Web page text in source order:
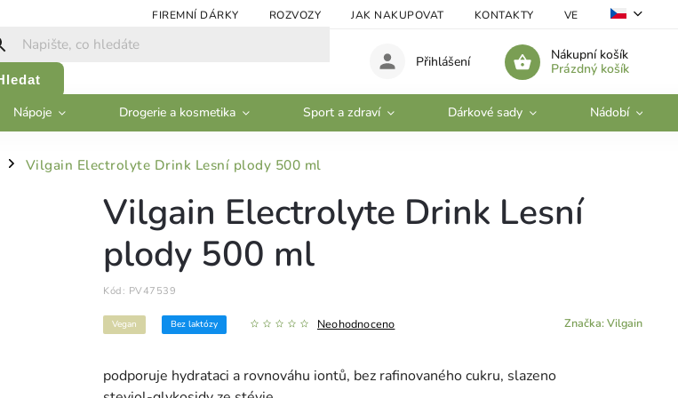
FIREMNÍ DÁRKY ROZVOZY JAK NAKUPOVAT KONTAKTY VELKOOBCHOD
Nákupní košík
Prázdný košík
Přihlášení
Nápoje Drogerie a kosmetika Sport a zdraví Dárkové sady Nádobí
/ Vilgain Electrolyte Drink Lesní plody 500 ml
Vilgain Electrolyte Drink Lesní
plody 500 ml
Kód: PV47539
Vegan Bez laktózy Neohodnoceno Značka:Vilgain
podporuje hydrataci a rovnováhu iontů, bez rafinovaného cukru, slazeno